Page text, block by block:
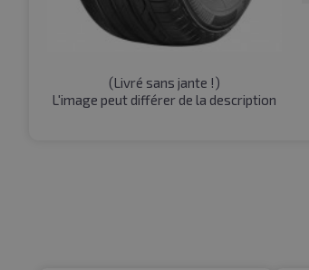
(Livré sans jante !)
L'image peut différer de la description